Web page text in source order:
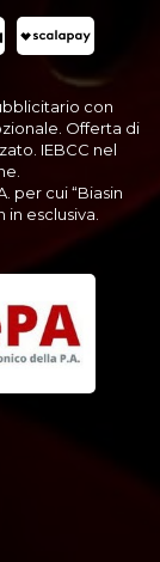
con
Offerta di
IEBCC nel
per cui “Biasin
esclusiva.